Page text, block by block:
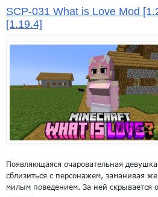
SCP-031 What is Love Mod
[1.19.4]
Появляющаяся очаровательная
сблизиться с персонажем, заманивая
милым поведением. За ней скрывается